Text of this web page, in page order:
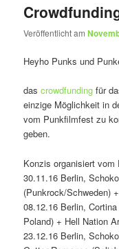
Veröffentlicht am
Heyho Punks und
dascrowdfunding für
einzige Möglichkeit in
vom Punkfilmfest zu
geben.
Konzis organisiert vom
30.11.16 Berlin,
(Punkrock/Schweden)
08.12.16 Berlin,
Poland) + Hell Nation
23.12.16 Berlin,